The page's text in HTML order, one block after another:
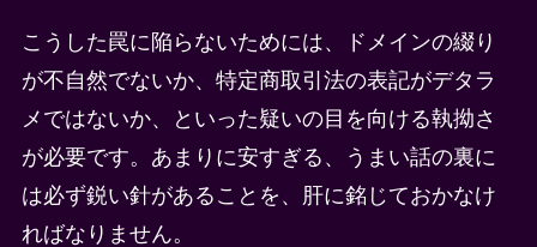
こうした罠に陥らないためには、ドメインの綴り
が不自然でないか、特定商取引法の表記がデタラ
メではないか、といった疑いの目を向ける執拗さ
が必要です。あまりに安すぎる、うまい話の裏に
は必ず鋭い針があることを、肝に銘じておかなけ
ればなりません。